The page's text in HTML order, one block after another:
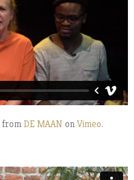
from DE MAAN onVimeo.